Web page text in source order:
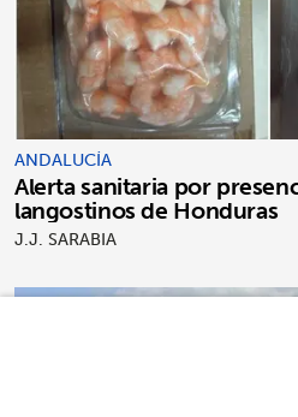
ANDALUCÍA
Alerta sanitaria por
langostinos de Honduras
J.J. SARABIA